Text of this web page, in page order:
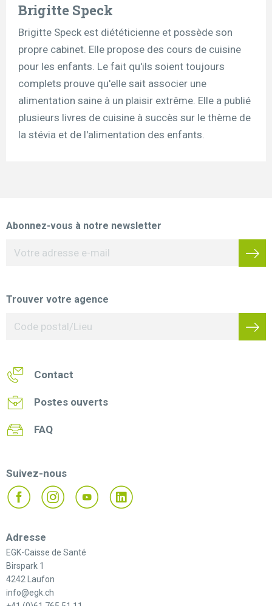
Brigitte Speck
Brigitte Speck est diététicienne et possède son
propre cabinet. Elle propose des cours de cuisine
pour les enfants. Le fait qu'ils soient toujours
complets prouve qu'elle sait associer une
alimentation saine à un plaisir extrême. Elle a publié
plusieurs livres de cuisine à succès sur le thème de
la stévia et de l'alimentation des enfants.
Abonnez-vous à notre newsletter
Trouver votre agence
Contact
Postes ouverts
FAQ
Suivez-nous
Adresse
EGK-Caisse de Santé
Birspark 1
4242 Laufon
info@egk.ch